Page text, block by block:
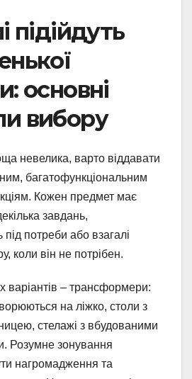
підійдуть
основні
вибору
невелика, варто віддавати
багатофункціональним
Кожен предмет має
завдань,
потреби або взагалі
коли він не потрібен.
варіантів – трансформери:
на ліжко, столи з
стелажі з вбудованими
Розумне зонування
нагромадження та